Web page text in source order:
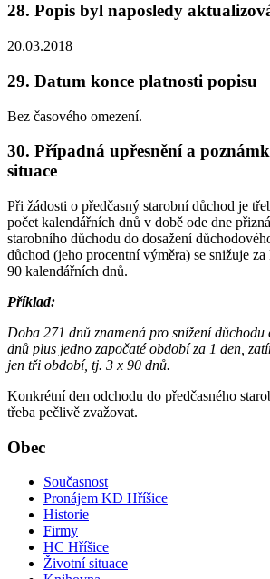
28. Popis byl naposledy
20.03.2018
29. Datum konce platnosti popisu
Bez časového omezení.
30. Případná upřesnění a
situace
Při žádosti o předčasný starobní důchod je
počet kalendářních dnů v době ode dne
starobního důchodu do dosažení
důchod (jeho procentní výměra) se snižuje
90 kalendářních dnů.
Příklad:
Doba 271 dnů znamená pro snížení
dnů plus jedno započaté období za 1 den,
jen tři období, tj. 3 x 90 dnů.
Konkrétní den odchodu do předčasného
třeba pečlivě zvažovat.
Obec
Současnost
Pronájem KD Hříšice
Historie
Firmy
HC Hříšice
Životní situace